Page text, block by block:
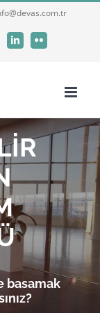
LinkedInFlickr
basamak